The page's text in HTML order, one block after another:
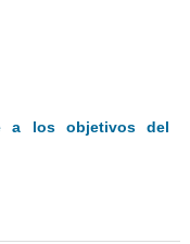
a los objetivos del